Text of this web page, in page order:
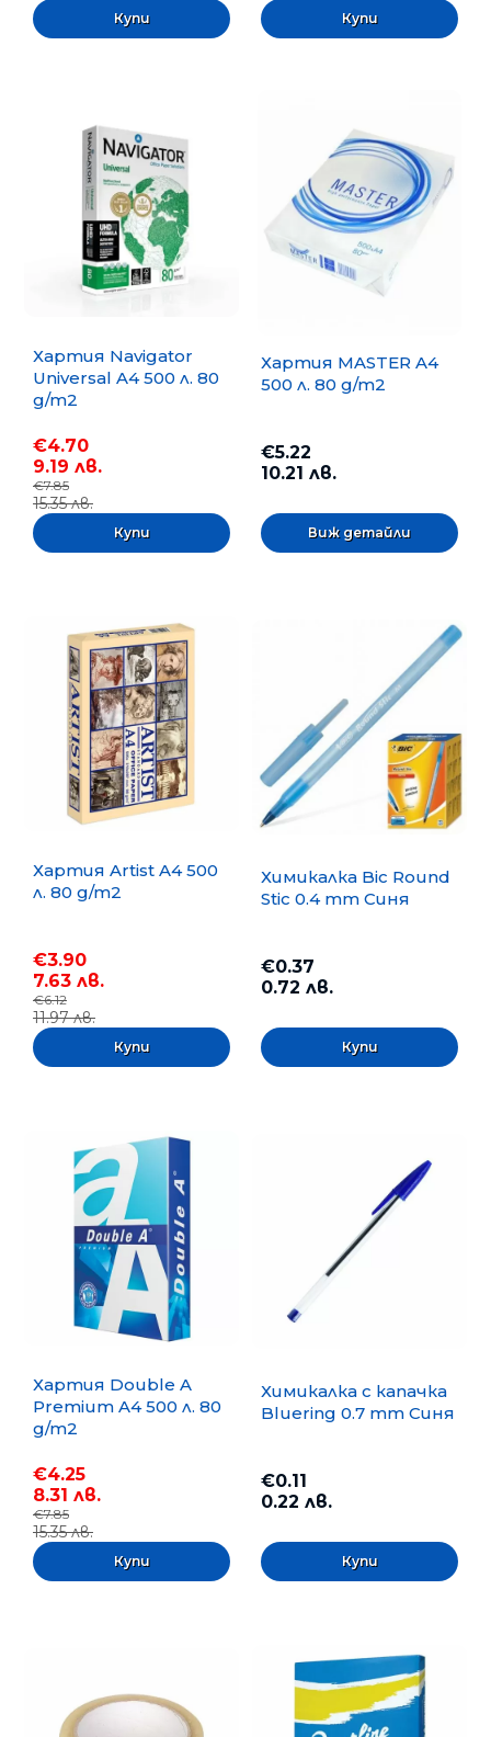
Хартия Navigator
Universal A4 500 л. 80
g/m2
€4.70
9.19 лв.
€7.85
15.35 лв.
Хартия MASTER A4
500 л. 80 g/m2
€5.22
10.21 лв.
Виж детайли
Хартия Artist A4 500
л. 80 g/m2
€3.90
7.63 лв.
€6.12
11.97 лв.
Химикалка Bic Round
Stic 0.4 mm Синя
€0.37
0.72 лв.
Хартия Double A
Premium A4 500 л. 80
g/m2
€4.25
8.31 лв.
€7.85
15.35 лв.
Химикалка с капачка
Bluering 0.7 mm Синя
€0.11
0.22 лв.